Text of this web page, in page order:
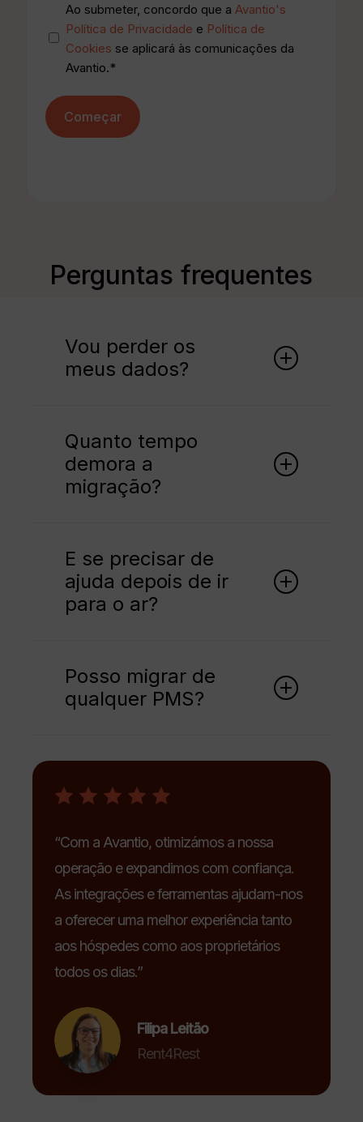
privacidad*
Ao submeter, concordo que aAvantio's
Política de Privacidade e Política de
Cookies se aplicará às comunicações da
Avantio.*
Começar
Perguntas frequentes
Vou perder os
meus dados?
garante que todas as informações são
transferidas com segurança.
Quanto tempo
demora a
migração?
gestores entra em funcionamento assim
que a formação e configurações estão
completas.
E se precisar de
ajuda depois de ir
para o ar?
de acompanhamento para otimizar os seus
processos.
Posso migrar de
qualquer PMS?
de sistemas. Diga-nos qual está a utilizar e
“Com a Avantio, otimizámos a nossa
operação e expandimos com confiança.
As integrações e ferramentas ajudam-nos
a oferecer uma melhor experiência tanto
aos hóspedes como aos proprietários
todos os dias.”
Filipa Leitão
Rent4Rest